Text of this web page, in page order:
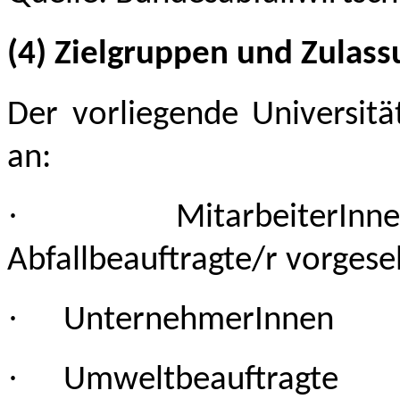
(4) Zielgruppen und
Der vorliegende
an:
·
Abfallbeauftragte/r
· UnternehmerInnen
· Umweltbeauftragte